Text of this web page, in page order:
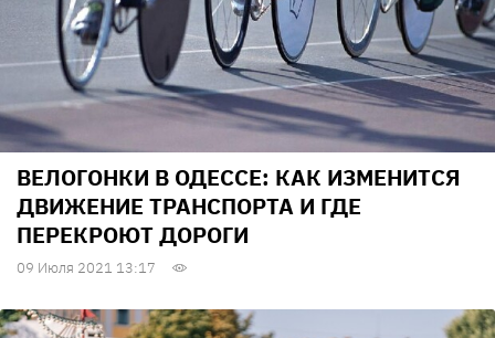
ВЕЛОГОНКИ В ОДЕССЕ: КАК ИЗМЕНИТСЯ
ДВИЖЕНИЕ ТРАНСПОРТА И ГДЕ
ПЕРЕКРОЮТ ДОРОГИ
09 Июля 2021 13:17